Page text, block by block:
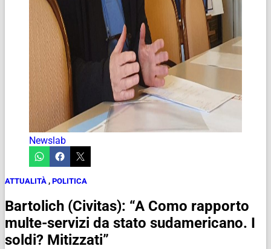
Newslab
ATTUALITÀ , POLITICA
Bartolich (Civitas): “A Como rapporto
multe-servizi da stato sudamericano. I
soldi? Mitizzati”